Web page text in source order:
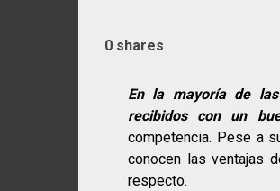
0 shares
En la mayoría de
recibidos con un
competencia. Pese a
conocen las ventajas
respecto.